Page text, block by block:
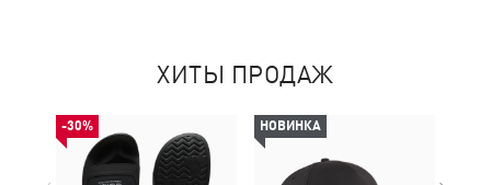
ХИТЫ ПРОДАЖ
-30% НОВИНКА